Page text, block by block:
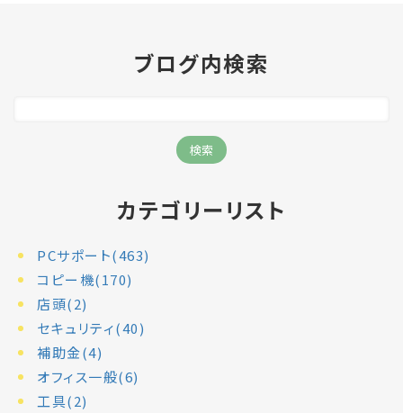
ブログ内検索
カテゴリーリスト
PCサポート(463)
コピー機(170)
店頭(2)
セキュリティ(40)
補助金(4)
オフィス一般(6)
工具(2)